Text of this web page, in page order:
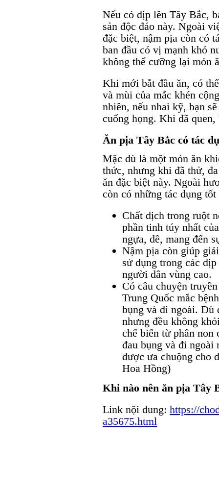
Nếu có dịp lên Tây Bắc,
sản độc đáo này. Ngoài
đặc biệt, nậm pịa còn có
ban đầu có vị mạnh khó
không thể cưỡng lại món
Khi mới bắt đầu ăn, có
và mùi của mắc khén
nhiên, nếu nhai kỹ, bạn
cuống họng. Khi đã quen,
Ăn pịa Tây Bắc có tác
Mặc dù là một món ăn
thức, nhưng khi đã thử,
ăn đặc biệt này. Ngoài
còn có những tác dụng
Chất dịch trong ruột
phần tinh túy nhất
ngựa, dê, mang đến
Nậm pịa còn giúp
sử dụng trong các
người dân vùng cao.
Có câu chuyện
Trung Quốc mắc
bụng và đi ngoài. Dù
nhưng đều không
chế biến từ phân non
đau bụng và đi ngoài
được ưa chuộng cho
Hoa Hồng)
Khi nào nên ăn pịa Tây
Link nội dung: https://
a35675.html